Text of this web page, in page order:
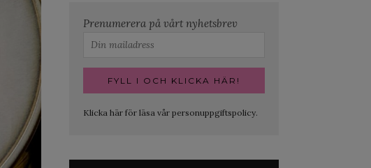
Prenumerera på vårt nyhetsbrev
Klicka här för läsa vår personuppgiftspolicy.